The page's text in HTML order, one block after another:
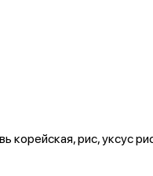
рис, уксус